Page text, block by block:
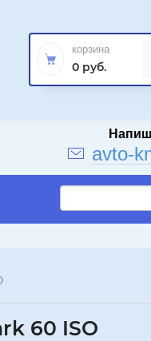
корзина
0 руб.
avto-
60 ISO